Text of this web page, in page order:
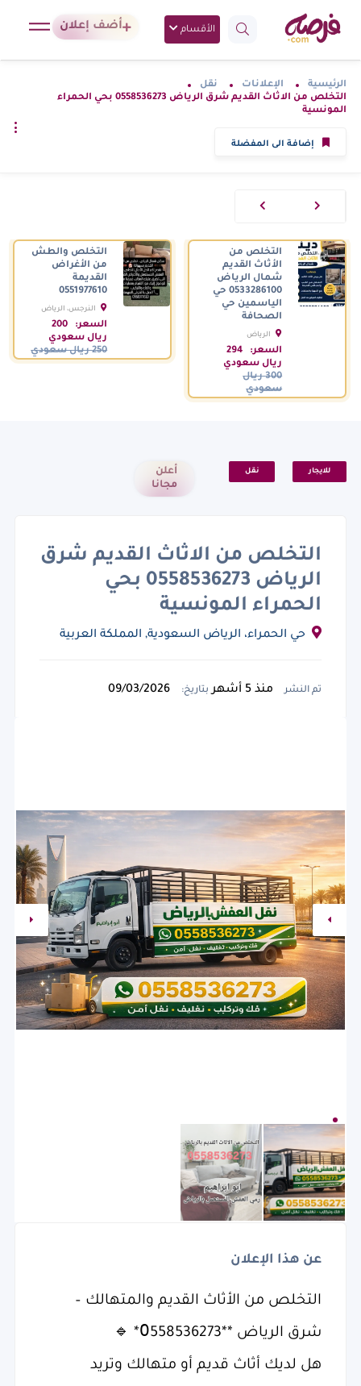
الأقسام أضف إعلان
الرئيسية الإعلانات
نقل
التخلص من الاثاث القديم شرق الرياض 0558536273 بحي الحمراء
المونسية
إضافة الى المفضلة
التخلص من
الأثاث القديم
شمال الرياض
0533286100 حي
الياسمين حي
الصحافة
الرياض
السعودية
السعر:
294
ريال سعودي
300 ريال
سعودي
التخلص والطش
من الأغراض
القديمة
0551977610
النرجس، الرياض
السعودية
السعر:
200
ريال سعودي
250 ريال سعودي
للايجار نقل
أعلن
مجانا
التخلص من الاثاث القديم شرق
الرياض 0558536273 بحي
الحمراء المونسية
حي الحمراء، الرياض السعودية, المملكة العربية
تم النشر منذ 5 أشهر بتاريخ:
عن هذا الإعلان
التخلص من الأثاث القديم والمتهالك –
شرق الرياض **0َ558536273* 🔹
هل لديك أثاث قديم أو متهالك وتريد